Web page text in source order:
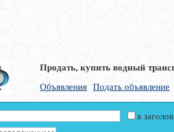
Продать, купить водный
Объявления
Подать объявление
в